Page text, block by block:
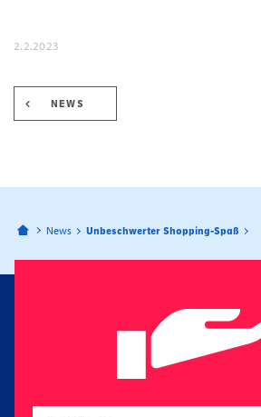
2.2.2023
NEWS
Bahnhofspassagen Potsdam
News Unbeschwerter Shopping-Spaß